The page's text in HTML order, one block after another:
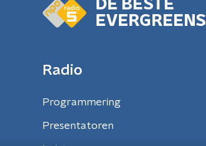
DE BESTE
EVERGREENS
Radio
Programmering
Presentatoren